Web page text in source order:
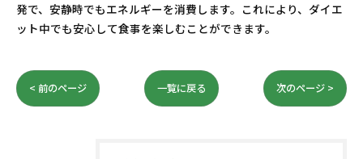
発で、安静時でもエネルギーを消費します。これにより、ダイエ
ット中でも安心して食事を楽しむことができます。
< 前のページ 一覧に戻る 次のページ >